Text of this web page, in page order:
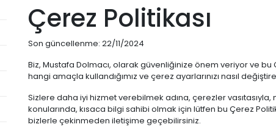
Çerez Politikası
Son güncellenme: 22/11/2024
Biz, Mustafa Dolmacı, olarak güvenliğinize önem veriyor ve
hangi amaçla kullandığımız ve çerez ayarlarınızı nasıl
Sizlere daha iyi hizmet verebilmek adına, çerezler
konularında, kısaca bilgi sahibi olmak için lütfen bu Çerez
bizlerle çekinmeden iletişime geçebilirsiniz.